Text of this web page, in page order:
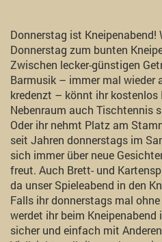
Donnerstag ist Kneipenabend!
Donnerstag zum bunten
Zwischen lecker-günstigen
Barmusik – immer mal wieder
kredenzt – könnt ihr kostenlos
Nebenraum auch Tischtennis
Oder ihr nehmt Platz am
seit Jahren donnerstags im
sich immer über neue
freut. Auch Brett- und
da unser Spieleabend in den
Falls ihr donnerstags mal
werdet ihr beim Kneipenabend
sicher und einfach mit